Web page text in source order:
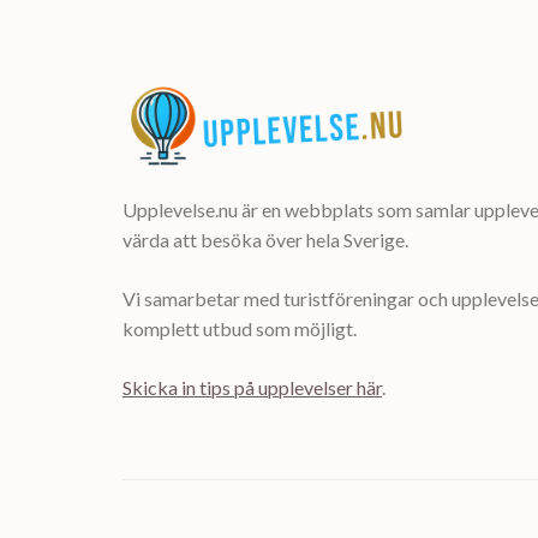
Upplevelse.nu är en webbplats som samlar
värda att besöka över hela Sverige.
Vi samarbetar med turistföreningar och
komplett utbud som möjligt.
Skicka in tips på upplevelser här.